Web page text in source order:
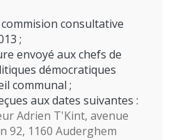
consultative
;
envoyé aux chefs de
démocratiques
communal ;
aux dates suivantes :
Adrien T'Kint, avenue
92, 1160 Auderghem